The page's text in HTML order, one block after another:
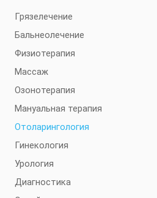
Грязелечение
Бальнеолечение
Физиотерапия
Массаж
Озонотерапия
Мануальная терапия
Отоларингология
Гинекология
Урология
Диагностика